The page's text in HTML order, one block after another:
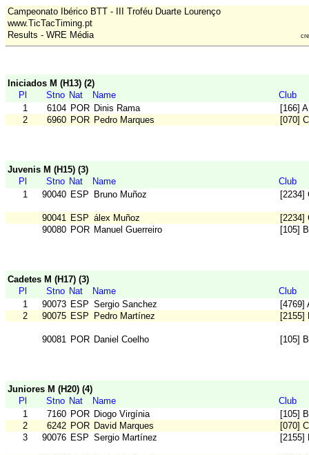
Campeonato Ibérico BTT - III Troféu Duarte Lourenço
www.TicTacTiming.pt
Results - WRE Média
Iniciados M (H13) (2)
Pl
Stno Nat Name
Club
1
6104 POR Dinis Rama
[166]
2
6960 POR Pedro Marques [070]
Juvenis M (H15) (3)
Pl
Stno Nat Name
Club
1
90040 ESP Bruno Muñoz [2234]
90041 ESP álex Muñoz
[2234]
90080 POR Manuel Guerreiro [105]
Cadetes M (H17) (3)
Pl
Stno Nat Name
Club
1
90073 ESP Sergio Sanchez
[4769]
2
90075 ESP Pedro Martínez [2155]
90081 POR Daniel Coelho [105]
Juniores M (H20) (4)
Pl
Stno Nat Name
Club
1
7160 POR Diogo Virgínia
[105]
2
6242 POR David Marques
[070]
3
90076 ESP Sergio Martínez [2155]